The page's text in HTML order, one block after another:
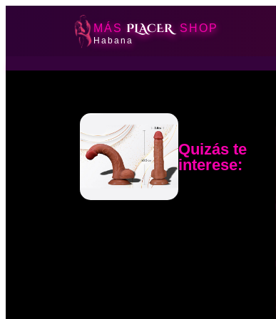
MÁS PLACER SHOP
Habana
Quizás te
interese: